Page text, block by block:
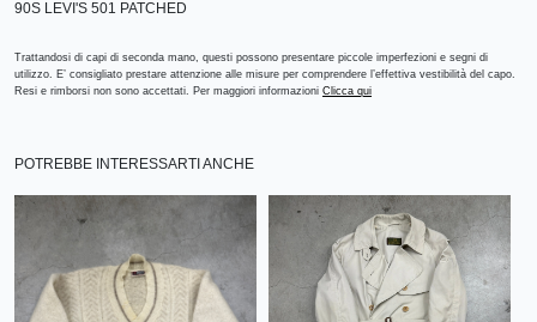
90S LEVI'S 501 PATCHED
Trattandosi di capi di seconda mano, questi possono presentare piccole imperfezioni e segni di
utilizzo. E’ consigliato prestare attenzione alle misure per comprendere l’effettiva vestibilità del capo.
Resi e rimborsi non sono accettati. Per maggiori informazioni Clicca qui
POTREBBE INTERESSARTI ANCHE